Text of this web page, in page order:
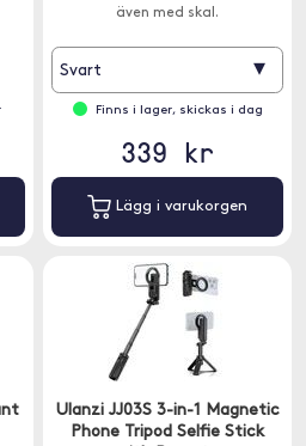
även med skal.
Svart ▾
Finns i lager, skickas i dag
339 kr
Lägg i varukorgen
Ulanzi JJ03S 3-in-1 Magnetic
Phone Tripod Selfie Stick